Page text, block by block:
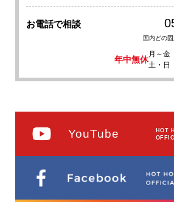
お電話で相談
国内どの
年中無休
月～金
土・日
YouTube
HOT